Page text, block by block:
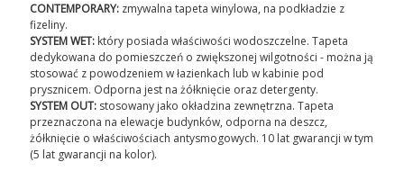
CONTEMPORARY: zmywalna tapeta winylowa, na podkładzie z
fizeliny.
SYSTEM WET: który posiada właściwości wodoszczelne. Tapeta
dedykowana do pomieszczeń o zwiększonej wilgotności - można ją
stosować z powodzeniem w łazienkach lub w kabinie pod
prysznicem. Odporna jest na żółknięcie oraz detergenty.
SYSTEM OUT: stosowany jako okładzina zewnętrzna. Tapeta
przeznaczona na elewacje budynków, odporna na deszcz,
żółknięcie o właściwościach antysmogowych. 10 lat gwarancji w tym
(5 lat gwarancji na kolor).